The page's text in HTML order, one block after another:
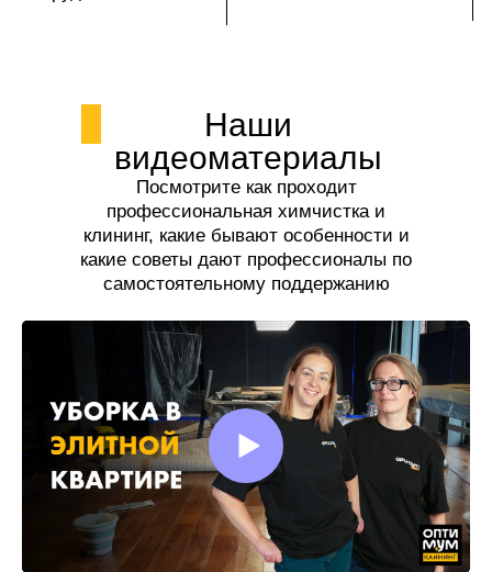
Наши
видеоматериалы
Посмотрите как проходит
профессиональная химчистка и
клининг, какие бывают особенности и
какие советы дают профессионалы по
самостоятельному поддержанию